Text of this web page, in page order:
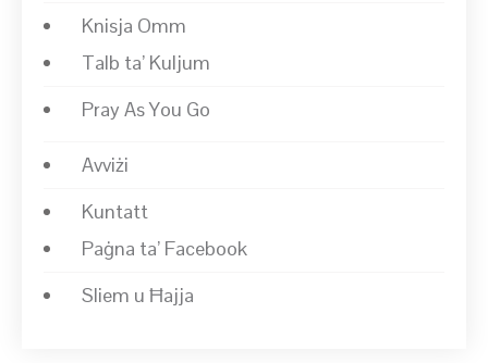
Knisja Omm
Talb ta’ Kuljum
Pray As You Go
Avviżi
Kuntatt
Paġna ta’ Facebook
Sliem u Ħajja